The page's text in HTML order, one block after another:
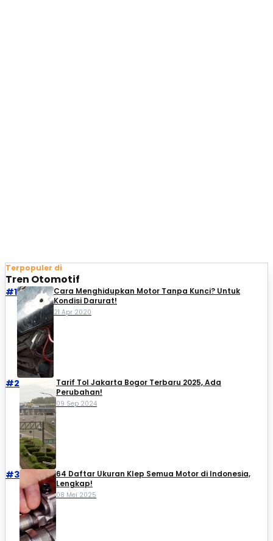
Terpopuler di
Tren Otomotif
#1
Cara Menghidupkan Motor Tanpa Kunci? Untuk
Kondisi Darurat!
21 Apr 2020
#2
Tarif Tol Jakarta Bogor Terbaru 2025, Ada
Perubahan!
09 Sep 2024
#3
64 Daftar Ukuran Klep Semua Motor di Indonesia,
Lengkap!
08 Mei 2025